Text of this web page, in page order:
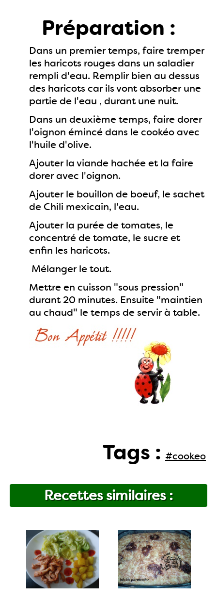
Préparation :
Dans un premier temps, faire tremper
les haricots rouges dans un saladier
rempli d'eau. Remplir bien au dessus
des haricots car ils vont absorber une
partie de l'eau , durant une nuit.
Dans un deuxième temps, faire dorer
l'oignon émincé dans le cookéo avec
l'huile d'olive.
Ajouter la viande hachée et la faire
dorer avec l'oignon.
Ajouter le bouillon de boeuf, le sachet
de Chili mexicain, l'eau.
Ajouter la purée de tomates, le
concentré de tomate, le sucre et
enfin les haricots.
Mélanger le tout.
Mettre en cuisson "sous pression"
durant 20 minutes. Ensuite "maintien
au chaud" le temps de servir à table.
Tags : #cookeo
Recettes similaires :